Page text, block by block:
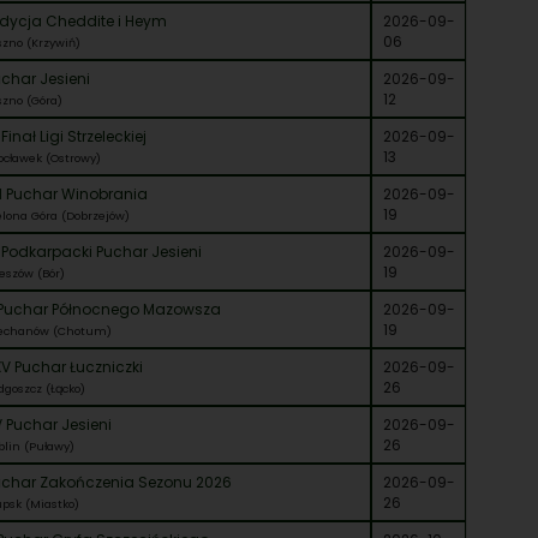
Cheddite i Heym
(Krzywiń)
2026-09-
06
Jesieni
(Góra)
2026-09-
12
Ligi Strzeleckiej
(Ostrowy)
2026-09-
13
Puchar Winobrania
Góra (Dobrzejów)
2026-09-
19
Podkarpacki Puchar Jesieni
(Bór)
2026-09-
19
Północnego Mazowsza
(Chotum)
2026-09-
19
Puchar Łuczniczki
(Łącko)
2026-09-
26
Puchar Jesieni
(Puławy)
2026-09-
26
Zakończenia Sezonu 2026
(Miastko)
2026-09-
26